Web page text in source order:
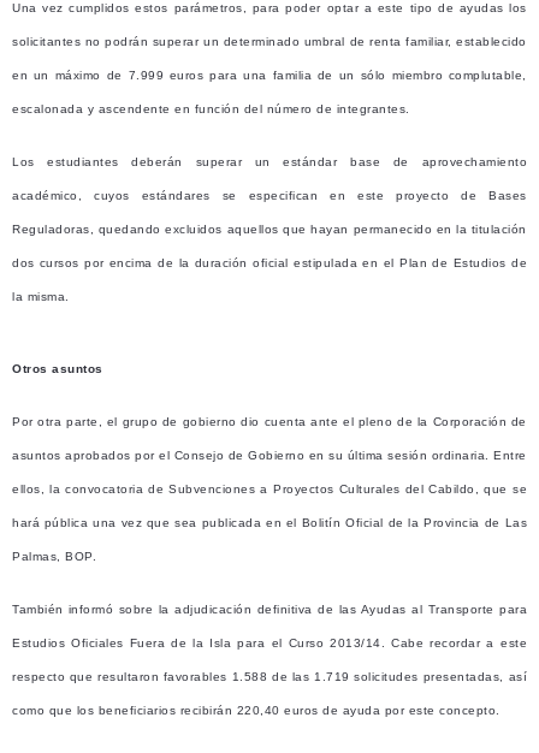
Una vez cumplidos estos parámetros, para poder optar a este tipo de ayudas los
solicitantes no podrán superar un determinado umbral de renta familiar, establecido
en un máximo de 7.999 euros para una familia de un sólo miembro complutable,
escalonada y ascendente en función del número de integrantes.
Los estudiantes deberán superar un estándar base de aprovechamiento
académico, cuyos estándares se especifican en este proyecto de Bases
Reguladoras, quedando excluidos aquellos que hayan permanecido en la titulación
dos cursos por encima de la duración oficial estipulada en el Plan de Estudios de
la misma.
Otros asuntos
Por otra parte, el grupo de gobierno dio cuenta ante el pleno de la Corporación de
asuntos aprobados por el Consejo de Gobierno en su última sesión ordinaria. Entre
ellos, la convocatoria de Subvenciones a Proyectos Culturales del Cabildo, que se
hará pública una vez que sea publicada en el Bolitín Oficial de la Provincia de Las
Palmas, BOP.
También informó sobre la adjudicación definitiva de las Ayudas al Transporte para
Estudios Oficiales Fuera de la Isla para el Curso 2013/14. Cabe recordar a este
respecto que resultaron favorables 1.588 de las 1.719 solicitudes presentadas, así
como que los beneficiarios recibirán 220,40 euros de ayuda por este concepto.